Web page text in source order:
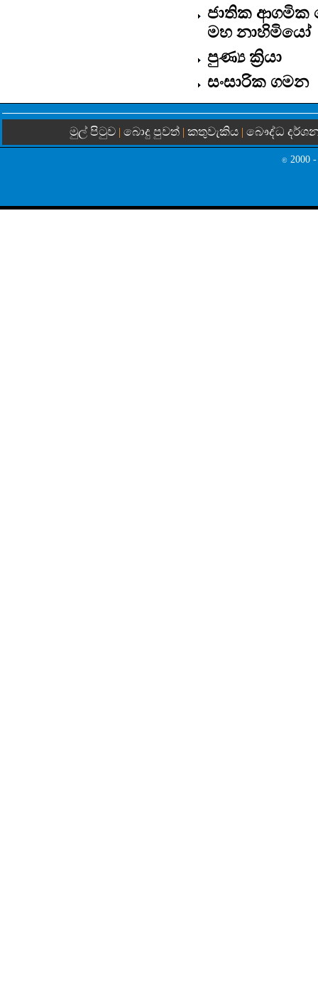
ජාතික ආගමික
මහ නාහිමියෝ
පුණ්‍ය ක්‍රියා
සංසාරික ගමන
මුල් පිටුව | බොදු පුවත්| කතුවැකිය| බෞද්ධ
© 2000